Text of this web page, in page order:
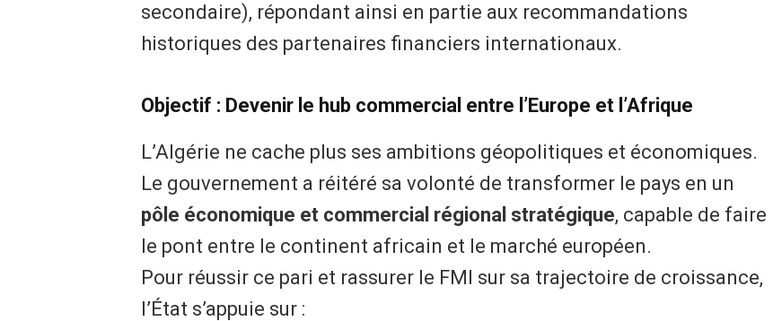
secondaire), répondant ainsi en partie aux recommandations
historiques des partenaires financiers internationaux.
Objectif : Devenir le hub commercial entre l’Europe et l’Afrique
L’Algérie ne cache plus ses ambitions géopolitiques et économiques.
Le gouvernement a réitéré sa volonté de transformer le pays en un
pôle économique et commercial régional stratégique, capable de faire
le pont entre le continent africain et le marché européen.
Pour réussir ce pari et rassurer le FMI sur sa trajectoire de croissance,
l’État s’appuie sur :